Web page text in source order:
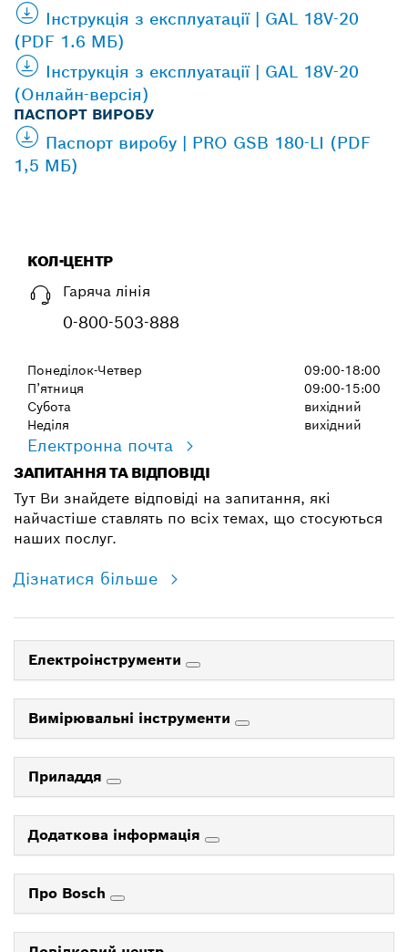
Інструкція з експлуатації | GAL 18V-20
(PDF 1.6 МБ)
Інструкція з експлуатації | GAL 18V-20
(Онлайн-версія)
ПАСПОРТ ВИРОБУ
Паспорт виробу | PRO GSB 180-LI (PDF
1,5 МБ)
КОЛ-ЦЕНТР
Гаряча лінія
0-800-503-888
Понеділок-Четвер
П’ятниця
Субота
Неділя
09:00-18:00
09:00-15:00
вихідний
вихідний
Електронна почта
ЗАПИТАННЯ ТА ВІДПОВІДІ
Тут Ви знайдете відповіді на запитання, які
найчастіше ставлять по всіх темах, що стосуються
наших послуг.
Дізнатися більше
Електроінструменти
Вимірювальні інструменти
Приладдя
Додаткова інформація
Про Bosch